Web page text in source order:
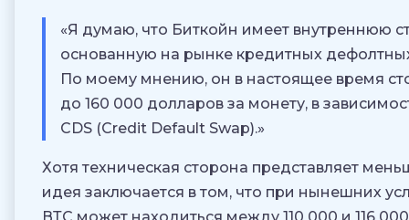
«Я думаю, что Биткойн имеет внутреннюю
основанную на рынке кредитных
По моему мнению, он в настоящее время
до 160 000 долларов за монету, в
CDS (Credit Default Swap).»
Хотя техническая сторона представляет
идея заключается в том, что при нынешних
ВТС может находиться между 110 000 и 116